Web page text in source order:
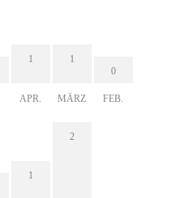
1
APR.
1
MÄRZ
0
FEB.
1
2